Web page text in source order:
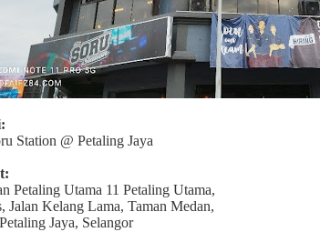
Station @ Petaling Jaya
Petaling Utama 11 Petaling Utama,
Jalan Kelang Lama, Taman Medan,
Jaya, Selangor